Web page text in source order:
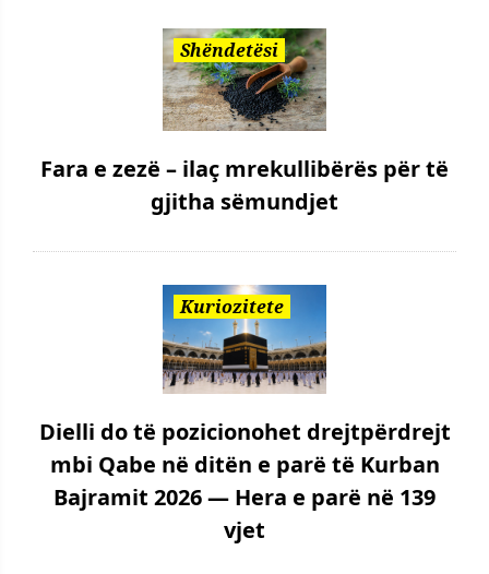
Shëndetësi
Fara e zezë – ilaç mrekullibërës për të
gjitha sëmundjet
Kuriozitete
Dielli do të pozicionohet drejtpërdrejt
mbi Qabe në ditën e parë të Kurban
Bajramit 2026 — Hera e parë në 139
vjet